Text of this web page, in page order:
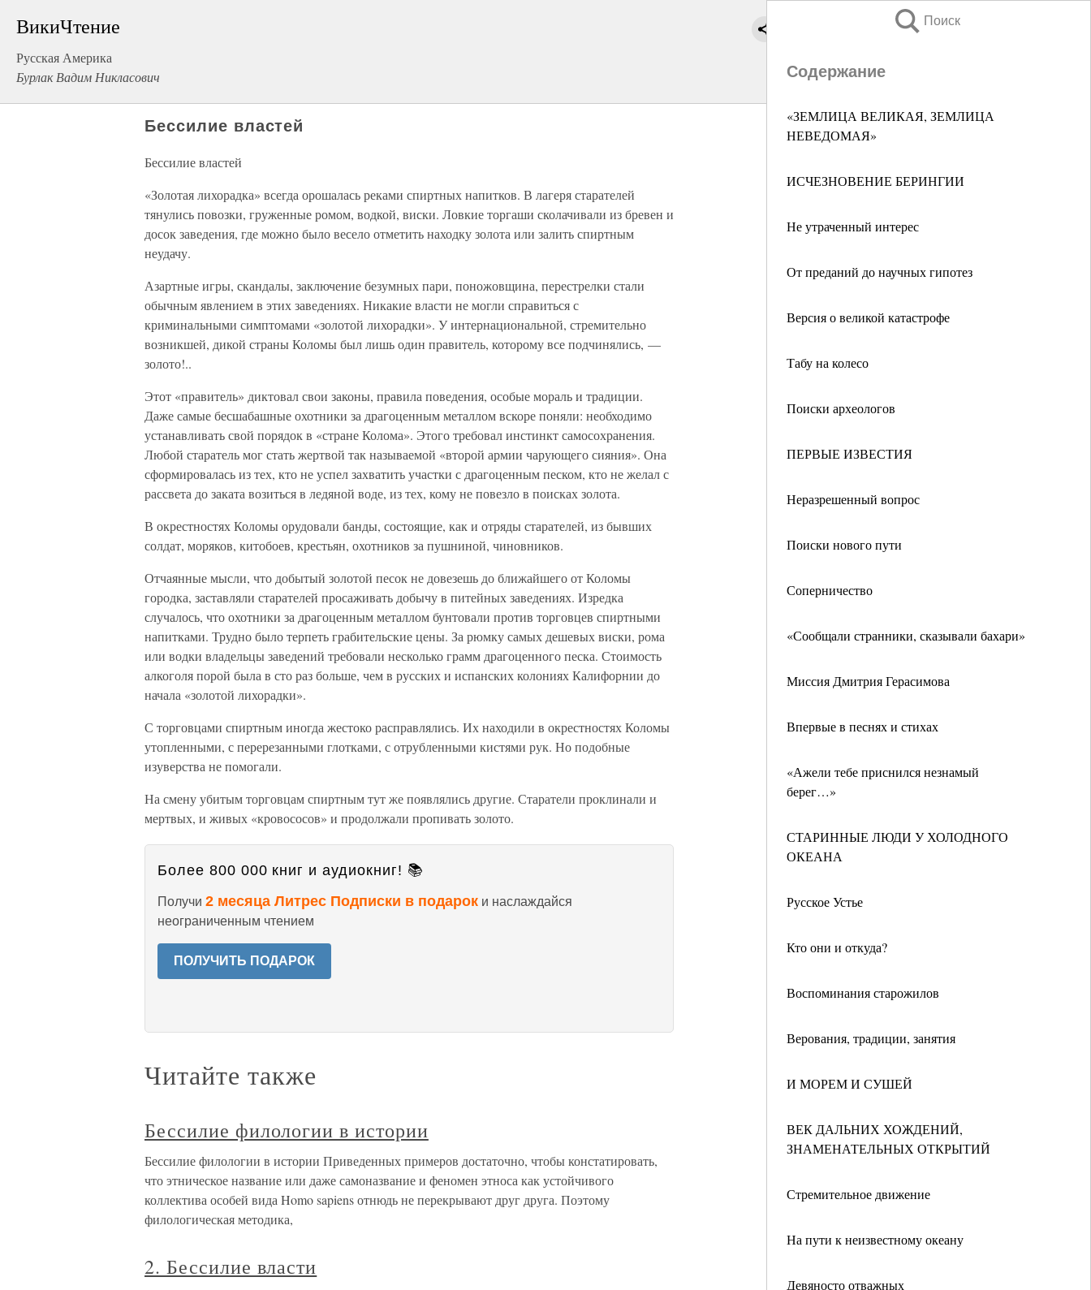
ВикиЧтение
Русская Америка
Бурлак Вадим Никласович
Поиск
Содержание
«ЗЕМЛИЦА ВЕЛИКАЯ, ЗЕМЛИЦА
НЕВЕДОМАЯ»
ИСЧЕЗНОВЕНИЕ БЕРИНГИИ
Не утраченный интерес
От преданий до научных гипотез
Версия о великой катастрофе
Табу на колесо
Поиски археологов
ПЕРВЫЕ ИЗВЕСТИЯ
Неразрешенный вопрос
Поиски нового пути
Соперничество
«Сообщали странники, сказывали бахари»
Миссия Дмитрия Герасимова
Впервые в песнях и стихах
«Ажели тебе приснился незнамый
берег…»
СТАРИННЫЕ ЛЮДИ У ХОЛОДНОГО
ОКЕАНА
Русское Устье
Кто они и откуда?
Воспоминания старожилов
Верования, традиции, занятия
И МОРЕМ И СУШЕЙ
ВЕК ДАЛЬНИХ ХОЖДЕНИЙ,
ЗНАМЕНАТЕЛЬНЫХ ОТКРЫТИЙ
Стремительное движение
На пути к неизвестному океану
Девяносто отважных
Бессилие властей
Бессилие властей
«Золотая лихорадка» всегда орошалась реками спиртных напитков. В лагеря старателей
тянулись повозки, груженные ромом, водкой, виски. Ловкие торгаши сколачивали из бревен и
досок заведения, где можно было весело отметить находку золота или залить спиртным
неудачу.
Азартные игры, скандалы, заключение безумных пари, поножовщина, перестрелки стали
обычным явлением в этих заведениях. Никакие власти не могли справиться с
криминальными симптомами «золотой лихорадки». У интернациональной, стремительно
возникшей, дикой страны Коломы был лишь один правитель, которому все подчинялись, —
золото!..
Этот «правитель» диктовал свои законы, правила поведения, особые мораль и традиции.
Даже самые бесшабашные охотники за драгоценным металлом вскоре поняли: необходимо
устанавливать свой порядок в «стране Колома». Этого требовал инстинкт самосохранения.
Любой старатель мог стать жертвой так называемой «второй армии чарующего сияния». Она
сформировалась из тех, кто не успел захватить участки с драгоценным песком, кто не желал с
рассвета до заката возиться в ледяной воде, из тех, кому не повезло в поисках золота.
В окрестностях Коломы орудовали банды, состоящие, как и отряды старателей, из бывших
солдат, моряков, китобоев, крестьян, охотников за пушниной, чиновников.
Отчаянные мысли, что добытый золотой песок не довезешь до ближайшего от Коломы
городка, заставляли старателей просаживать добычу в питейных заведениях. Изредка
случалось, что охотники за драгоценным металлом бунтовали против торговцев спиртными
напитками. Трудно было терпеть грабительские цены. За рюмку самых дешевых виски, рома
или водки владельцы заведений требовали несколько грамм драгоценного песка. Стоимость
алкоголя порой была в сто раз больше, чем в русских и испанских колониях Калифорнии до
начала «золотой лихорадки».
С торговцами спиртным иногда жестоко расправлялись. Их находили в окрестностях Коломы
утопленными, с перерезанными глотками, с отрубленными кистями рук. Но подобные
изуверства не помогали.
На смену убитым торговцам спиртным тут же появлялись другие. Старатели проклинали и
мертвых, и живых «кровососов» и продолжали пропивать золото.
Более 800 000 книг и аудиокниг! 📚
Получи 2 месяца Литрес Подписки в подарок и наслаждайся
неограниченным чтением
ПОЛУЧИТЬ ПОДАРОК
Читайте также
Бессилие филологии в истории
Бессилие филологии в истории Приведенных примеров достаточно, чтобы констатировать,
что этническое название или даже самоназвание и феномен этноса как устойчивого
коллектива особей вида Homo sapiens отнюдь не перекрывают друг друга. Поэтому
филологическая методика,
2. Бессилие власти